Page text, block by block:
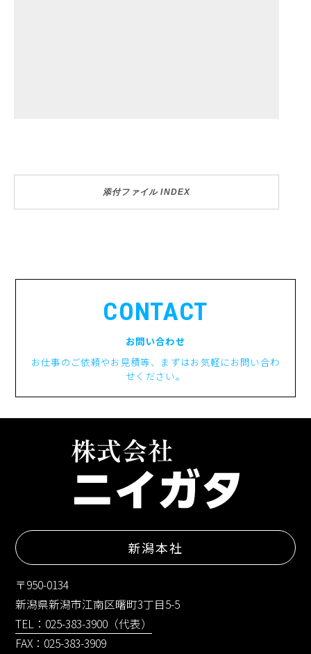
添付ファイル INDEX
CONTACT
お問い合わせ
お仕事のご依頼やお見積等、まずはお気軽にお問い合わ
せください。
新潟本社
〒950-0134
新潟県新潟市江南区曙町3丁目5-5
TEL：025-383-3900（代表）
FAX：025-383-3909